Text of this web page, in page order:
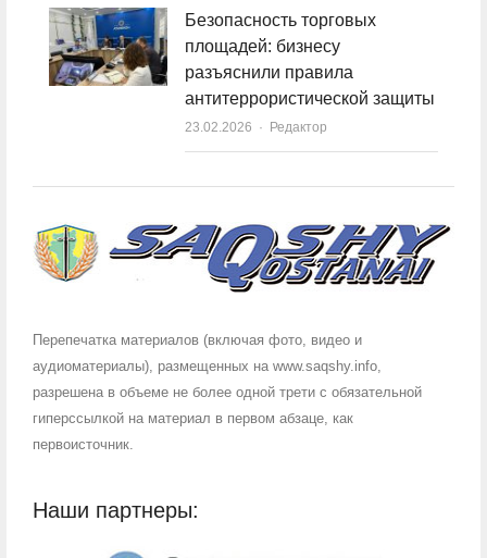
Безопасность торговых
площадей: бизнесу
разъяснили правила
антитеррористической защиты
23.02.2026 Author
Редактор
Перепечатка материалов (включая фото, видео и
аудиоматериалы), размещенных на www.saqshy.info,
разрешена в объеме не более одной трети с обязательной
гиперссылкой на материал в первом абзаце, как
первоисточник.
Наши партнеры: